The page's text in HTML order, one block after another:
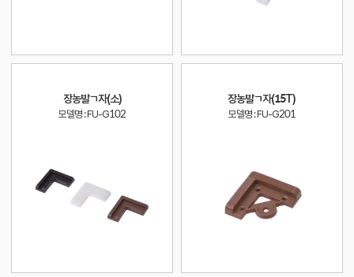
장농발ㄱ자(소)
모델명 : FU-G102
장농발ㄱ자(15T)
모델명 : FU-G201